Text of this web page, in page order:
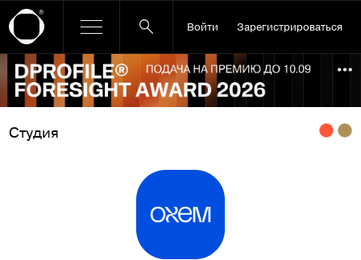
Войти Зарегистрироваться
Ссылка баннера
Студия